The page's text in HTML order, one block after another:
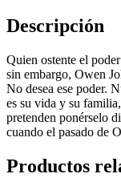
Descripción
Quien ostente el
sin embargo, Owen
No desea ese poder.
es su vida y su
pretenden ponérselo
cuando el pasado de
Productos